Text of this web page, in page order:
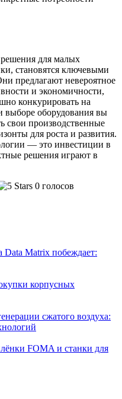
для малых
становятся ключевыми
предлагают невероятное
и экономичности,
конкурировать на
оборудования вы
свои производственные
для роста и развития.
— это инвестиции в
решения играют в
0 голосов
Matrix побеждает:
корпусных
сжатого воздуха:
FOMA и станки для